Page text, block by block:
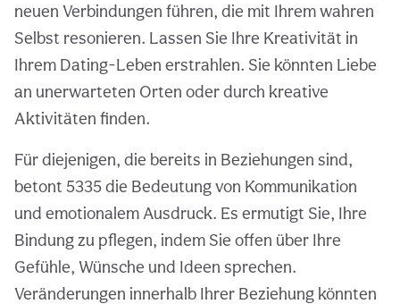
neuen Verbindungen führen, die mit Ihrem wahren
Selbst resonieren. Lassen Sie Ihre Kreativität in
Ihrem Dating-Leben erstrahlen. Sie könnten Liebe
an unerwarteten Orten oder durch kreative
Aktivitäten finden.
Für diejenigen, die bereits in Beziehungen sind,
betont 5335 die Bedeutung von Kommunikation
und emotionalem Ausdruck. Es ermutigt Sie, Ihre
Bindung zu pflegen, indem Sie offen über Ihre
Gefühle, Wünsche und Ideen sprechen.
Veränderungen innerhalb Ihrer Beziehung könnten